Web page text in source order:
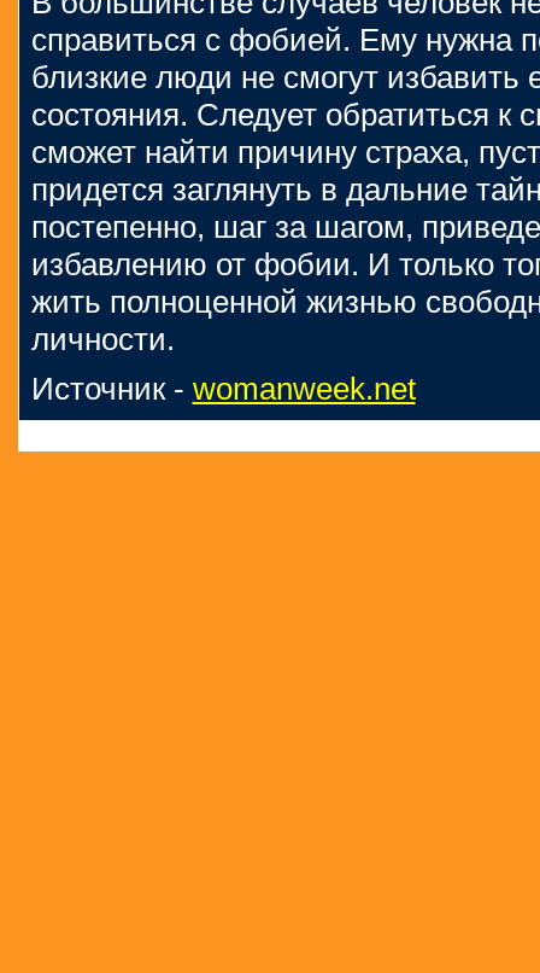
справиться с фобией. Ему нужна
близкие люди не смогут избавить
состояния. Следует обратиться к
сможет найти причину страха,
придется заглянуть в дальние
постепенно, шаг за шагом,
избавлению от фобии. И только
жить полноценной жизнью
личности.
Источник - womanweek.net